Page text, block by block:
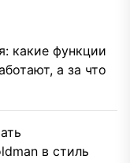
какие функции
а за что
в стиль